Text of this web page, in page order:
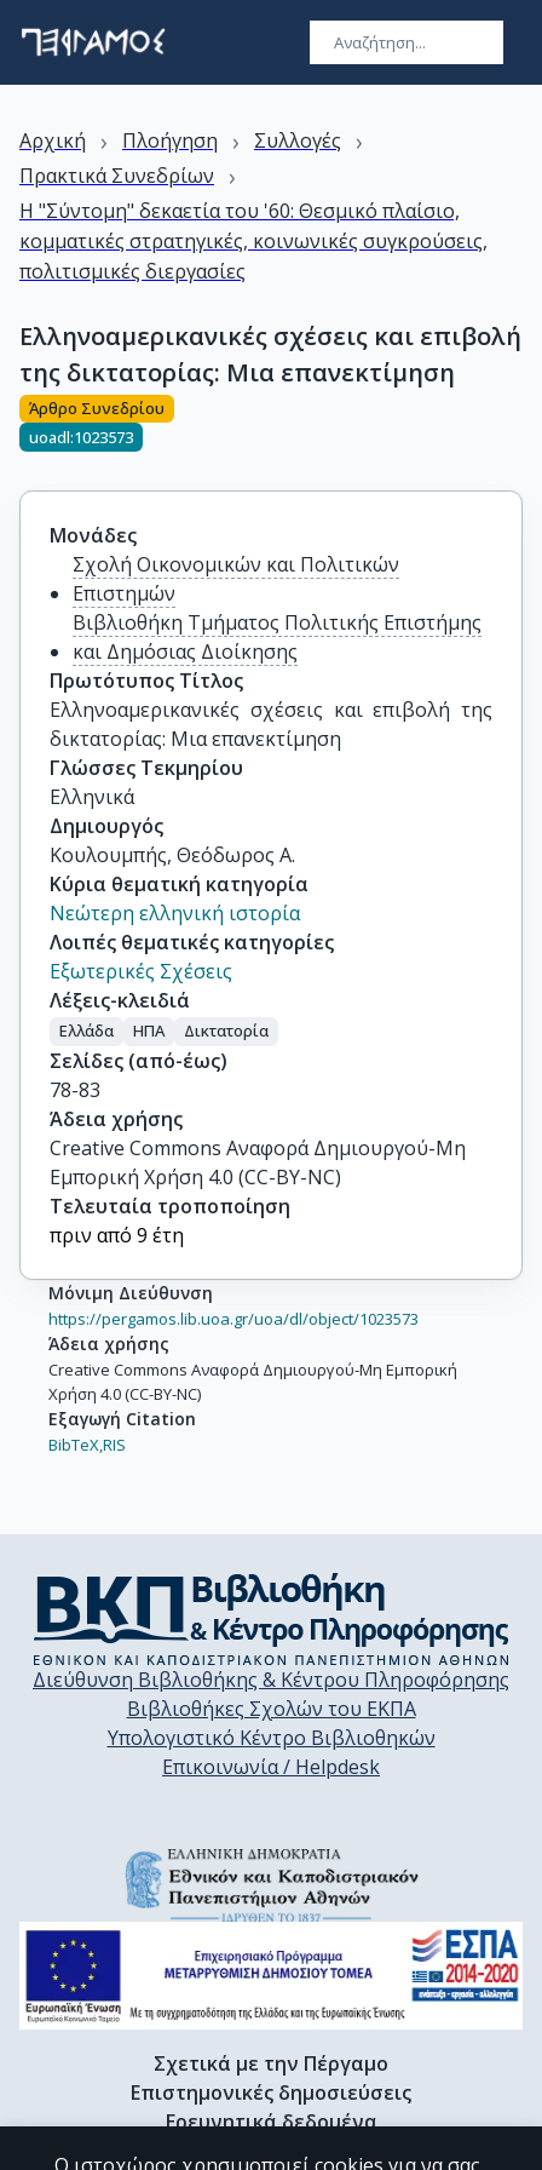
Αρχική › Πλοήγηση › Συλλογές ›
Πρακτικά Συνεδρίων ›
Η "Σύντομη" δεκαετία του '60: Θεσμικό πλαίσιο,
κομματικές στρατηγικές, κοινωνικές συγκρούσεις,
πολιτισμικές διεργασίες
Ελληνοαμερικανικές σχέσεις και επιβολή
της δικτατορίας: Μια επανεκτίμηση
Άρθρο Συνεδρίου
uoadl:1023573
Μονάδες
Σχολή Οικονομικών και Πολιτικών
Επιστημών
Βιβλιοθήκη Τμήματος Πολιτικής Επιστήμης
και Δημόσιας Διοίκησης
Πρωτότυπος Τίτλος
Ελληνοαμερικανικές σχέσεις και επιβολή της
δικτατορίας: Μια επανεκτίμηση
Γλώσσες Τεκμηρίου
Ελληνικά
Δημιουργός
Κουλουμπής, Θεόδωρος Α.
Κύρια θεματική κατηγορία
Νεώτερη ελληνική ιστορία
Λοιπές θεματικές κατηγορίες
Εξωτερικές Σχέσεις
Λέξεις-κλειδιά
Ελλάδα ΗΠΑ Δικτατορία
Σελίδες (από-έως)
78-83
Άδεια χρήσης
Creative Commons Αναφορά Δημιουργού-Μη
Εμπορική Χρήση 4.0 (CC-BY-NC)
Τελευταία τροποποίηση
πριν από 9 έτη
Μόνιμη Διεύθυνση
https://pergamos.lib.uoa.gr/uoa/dl/object/1023573
Άδεια χρήσης
Creative Commons Αναφορά Δημιουργού-Μη Εμπορική
Χρήση 4.0 (CC-BY-NC)
Εξαγωγή Citation
BibTeX,RIS
Διεύθυνση Βιβλιοθήκης & Κέντρου Πληροφόρησης
Βιβλιοθήκες Σχολών του ΕΚΠΑ
Υπολογιστικό Κέντρο Βιβλιοθηκών
Επικοινωνία / Helpdesk
Σχετικά με την Πέργαμο
Επιστημονικές δημοσιεύσεις
Ερευνητικά δεδομένα
Διδακτορικές διατριβές & Γκρίζα βιβλιογραφία